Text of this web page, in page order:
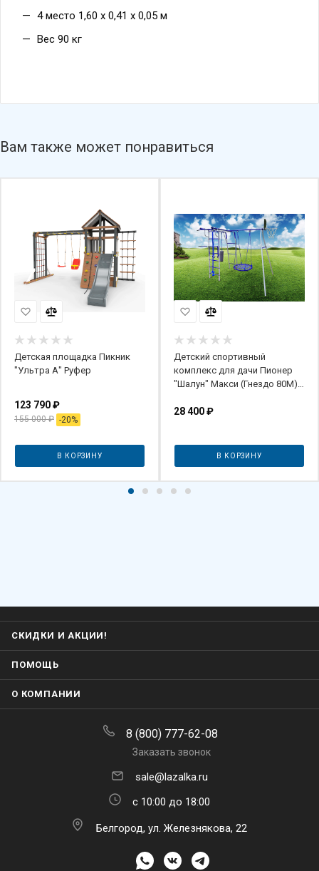
4 место 1,60 х 0,41 х 0,05 м
Вес 90 кг
Вам также может понравиться
Детская площадка Пикник
"Ультра А" Руфер
123 790₽
155 000₽ -20%
В КОРЗИНУ
Детский спортивный
комплекс для дачи Пионер
"Шалун" Макси (Гнездо 80М)
28 400₽
В КОРЗИНУ
СКИДКИ И АКЦИИ!
ПОМОЩЬ
О КОМПАНИИ
8 (800) 777-62-08
Заказать звонок
sale@lazalka.ru
с 10:00 до 18:00
Белгород, ул. Железнякова, 22